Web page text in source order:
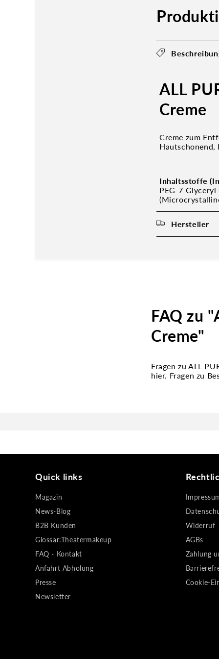
ALL
Creme
Creme zum
Inhaltsstoffe
PEG-7
Hersteller
FAQ zu
Creme"
Fragen zu ALL
hier. Fragen zu
Quick links
Magazin
News-Blog
B2B Kunden
Glossar:Theatermakeup
FAQ - Kontakt
Anfahrt Abholung
Presse
Newsletter
Widerruf
AGBs
Zahlung
Cookie-